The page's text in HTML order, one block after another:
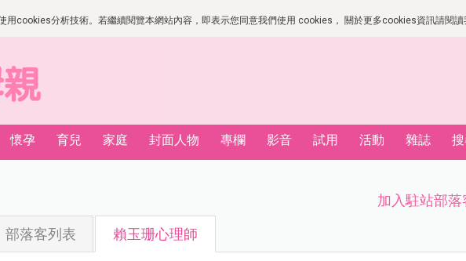
用cookies分析技術。若繼續閱覽本網站內容，即表示您同意我們使用 cookies， 關於更多cookies資訊請閱讀
懷孕 育兒 家庭 封面人物 專欄 影音 試用 活動 雜誌
加入駐站部落
部落客列表 賴玉珊心理師